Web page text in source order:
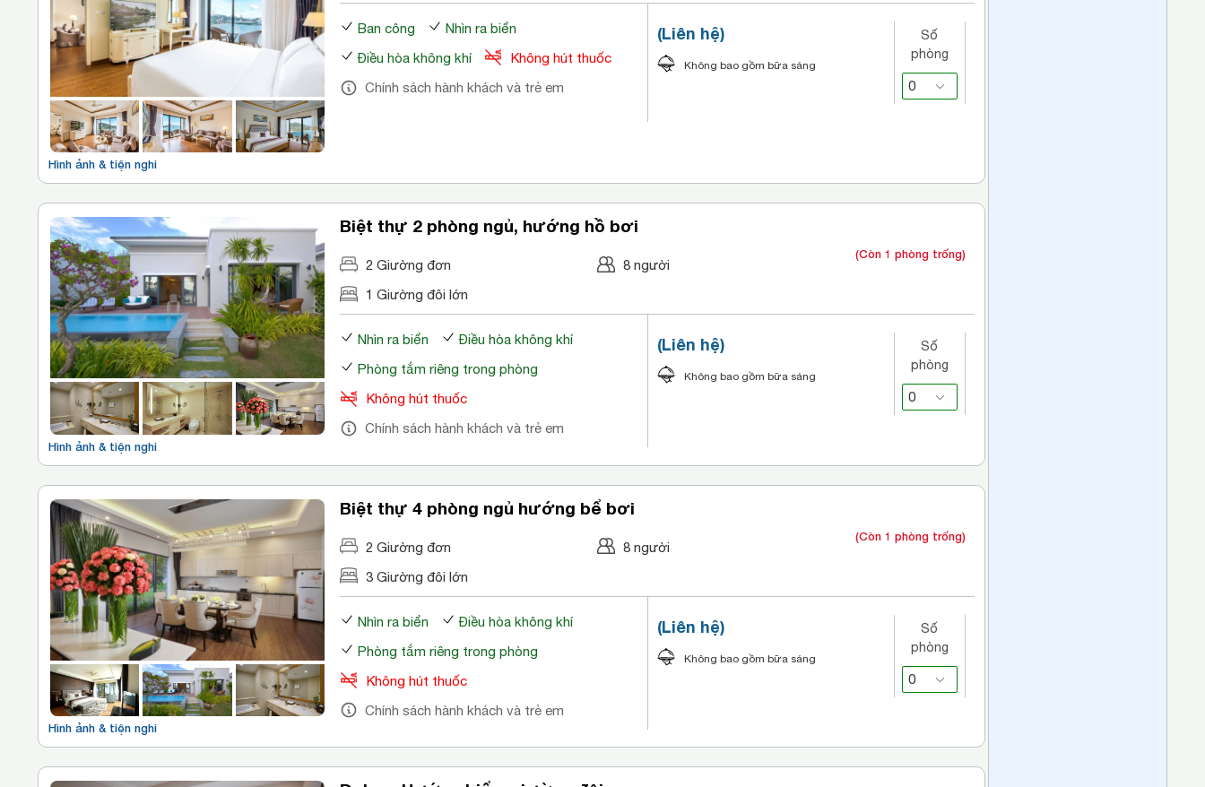
Hình ảnh & tiện nghi
Ban công
Nhìn ra biển
Điều hòa không khí
Không hút thuốc
Chính sách hành khách và trẻ em
(Liên hệ)
Không bao gồm bữa sáng
Số
phòng
Hình ảnh & tiện nghi
Biệt thự 2 phòng ngủ, hướng hồ bơi
2 Giường đơn
1 Giường đôi lớn
8 người
(Còn 1 phòng trống)
Nhìn ra biển
Điều hòa không khí
Phòng tắm riêng trong phòng
Không hút thuốc
Chính sách hành khách và trẻ em
(Liên hệ)
Không bao gồm bữa sáng
Số
phòng
Hình ảnh & tiện nghi
Biệt thự 4 phòng ngủ hướng bể bơi
2 Giường đơn
3 Giường đôi lớn
8 người
(Còn 1 phòng trống)
Nhìn ra biển
Điều hòa không khí
Phòng tắm riêng trong phòng
Không hút thuốc
Chính sách hành khách và trẻ em
(Liên hệ)
Không bao gồm bữa sáng
Số
phòng